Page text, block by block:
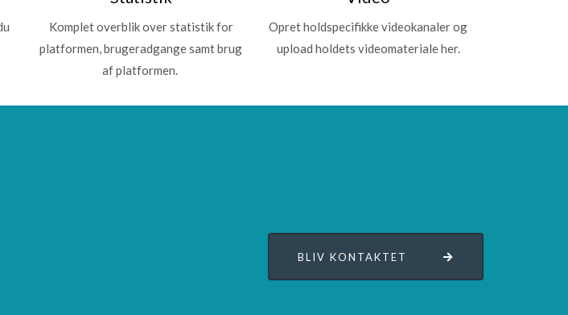
Komplet overblik over statistik for
platformen, brugeradgange samt brug
af platformen.
Opret holdspecifikke videokanaler og
upload holdets videomateriale her.
BLIV KONTAKTET